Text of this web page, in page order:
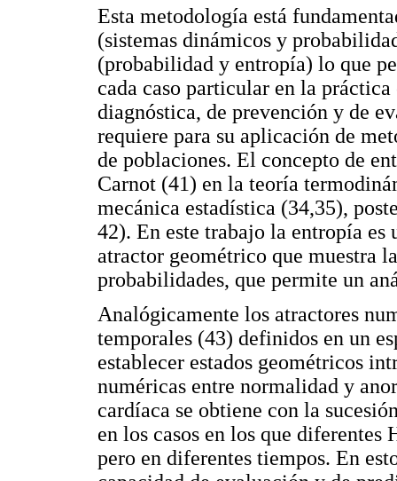
Esta metodología está
(sistemas dinámicos y
(probabilidad y entropía) lo que
cada caso particular en la
diagnóstica, de prevención y de
requiere para su aplicación de
de poblaciones. El concepto de
Carnot (41) en la teoría
mecánica estadística (34,35),
42). En este trabajo la entropía es
atractor geométrico que muestra
probabilidades, que permite un
Analógicamente los atractores
temporales (43) definidos en un
establecer estados geométricos
numéricas entre normalidad y
cardíaca se obtiene con la
en los casos en los que
pero en diferentes tiempos. En